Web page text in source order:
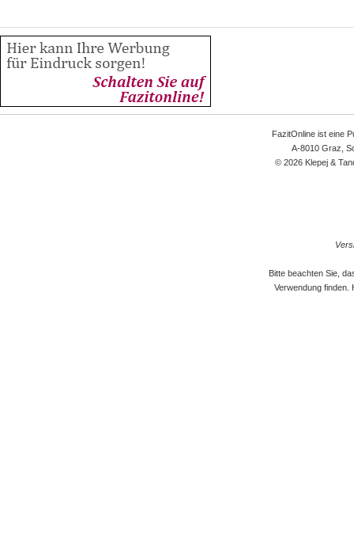
FazitOnline ist eine
A-8010 Graz,
© 2026 Klepej &
Bitte beachten Sie,
Verwendung finden.